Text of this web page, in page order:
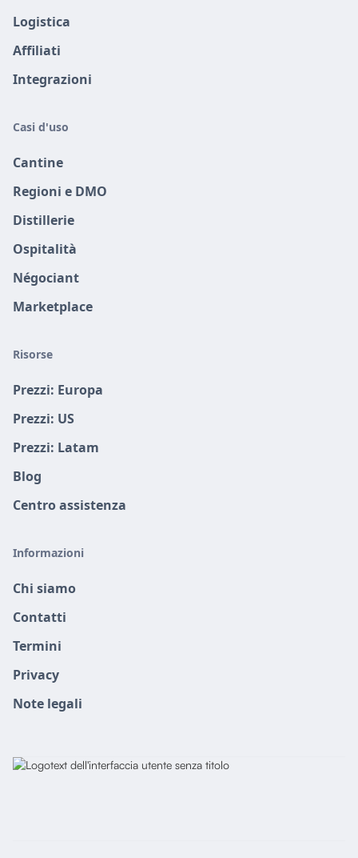
Logistica
Affiliati
Integrazioni
Casi d'uso
Cantine
Regioni e DMO
Distillerie
Ospitalità
Négociant
Marketplace
Risorse
Prezzi: Europa
Prezzi: US
Prezzi: Latam
Blog
Centro assistenza
Informazioni
Chi siamo
Contatti
Termini
Privacy
Note legali